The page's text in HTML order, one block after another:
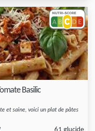
Basilic
et saine, voici un plat de pâtes